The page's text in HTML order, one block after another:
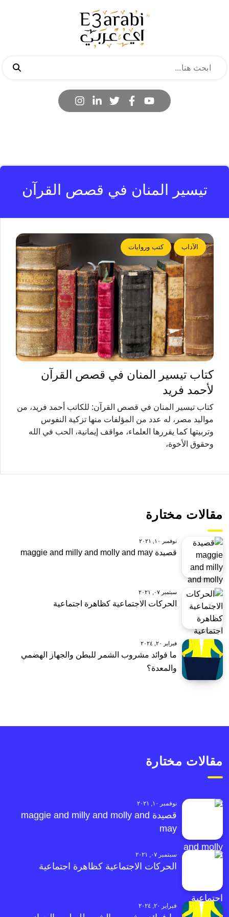
تيسير المنان في قصص القرآن
الآداب كتب وروايات
كتاب تيسير المنان في قصص القرآن
لأحمد فريد
كتاب تيسير المنان في قصص القرآن: للكاتب أحمد فريد، من
مواليد مصر، له عدد من المؤلفات منها تزكية النفوس
وتربيتها كما يقررها العلماء، مواقف إيمانية، الحب في الله
وحقوق الأخوة،
مقالات مختارة
نوفمبر ١٠, ٢٠٢١
قصيدة maggie and milly and molly and may
سبتمبر ٠٧, ٢٠٢١
الحركات الاجتماعية كظاهرة اجتماعية
فبراير ٢٠, ٢٠٢٤
ما فوائد مشروب الشمر للبطن والجهاز الهضمي
والمعدة؟
مقالات مختارة
نوفمبر ١٠, ٢٠٢١
قصيدة maggie and milly and molly and
may
سبتمبر ٠٧, ٢٠٢١
الحركات الاجتماعية كظاهرة اجتماعية
فبراير ٢٠, ٢٠٢٤